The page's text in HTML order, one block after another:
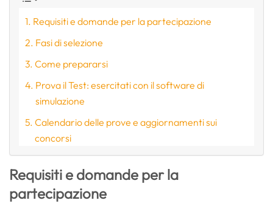
Requisiti e domande per la partecipazione
Fasi di selezione
Come prepararsi
Prova il Test: esercitati con il software di
simulazione
Calendario delle prove e aggiornamenti sui
concorsi
Requisiti e domande per la
partecipazione